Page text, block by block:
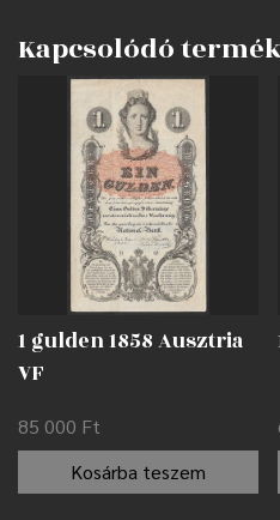
Kapcsolódó
1 gulden 1858 Ausztria
VF
85 000 Ft
Kosárba teszem